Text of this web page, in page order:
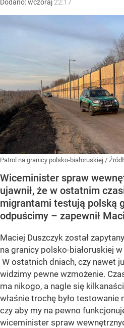
Dodano:wczoraj 22:17
Patrol na granicy polsko-białoruskiej /
Wiceminister spraw
ujawnił, że w ostatnim
migrantami testują polską
odpuścimy – zapewnił
Maciej Duszczyk został
na granicy polsko-białoruskiej
W ostatnich dniach, czy nawet
widzimy pewne wzmożenie.
ma nikogo, a nagle się
właśnie trochę było testowanie
czy aby my na pewno
wiceminister spraw